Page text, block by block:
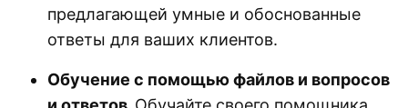
предлагающей умные и обоснованные
ответы для ваших клиентов.
Обучение с помощью файлов и вопросов